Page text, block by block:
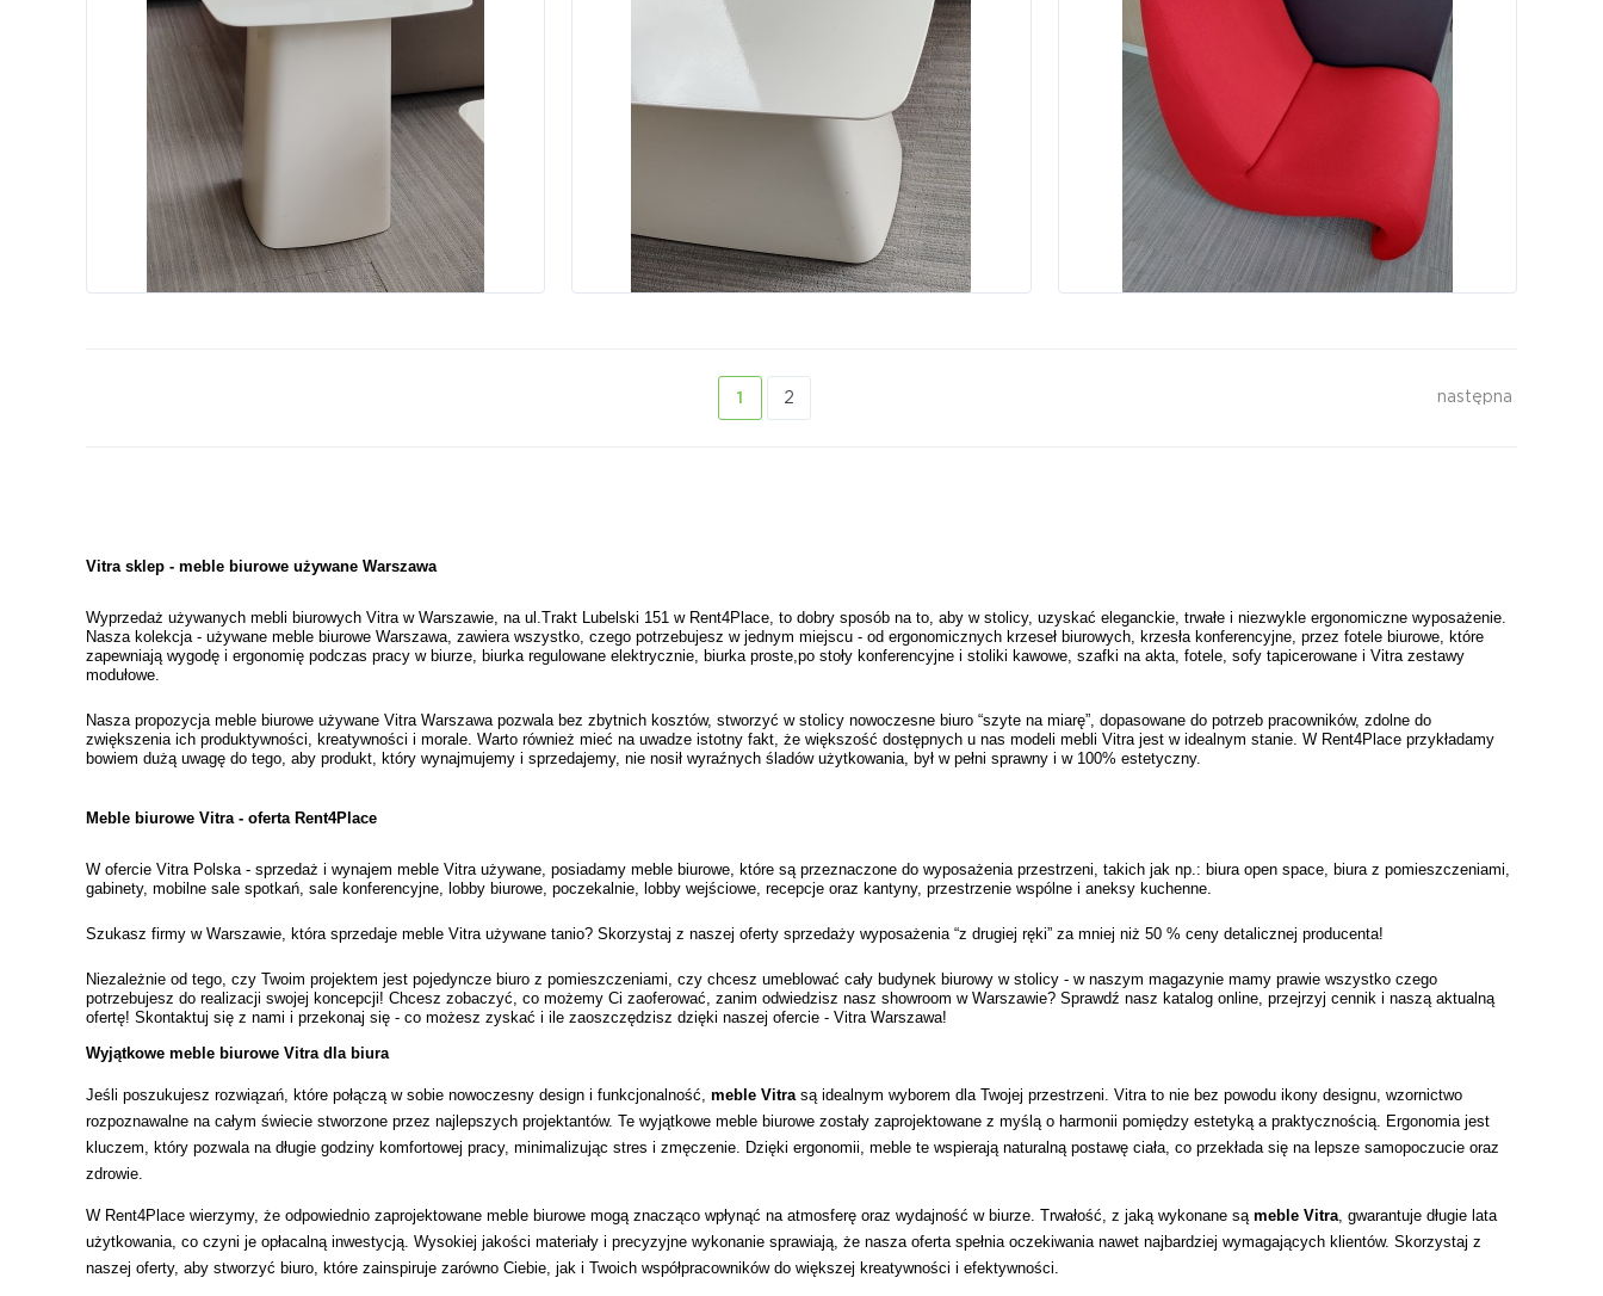
1 2 następna
Vitra sklep - meble biurowe używane Warszawa
Wyprzedaż używanych mebli biurowych Vitra w Warszawie, na ul.Trakt Lubelski 151 w Rent4Place, to dobry sposób na to, aby w stolicy, uzyskać eleganckie, trwałe i niezwykle ergonomiczne wyposażenie.
Nasza kolekcja - używane meble biurowe Warszawa, zawiera wszystko, czego potrzebujesz w jednym miejscu - od ergonomicznych krzeseł biurowych, krzesła konferencyjne, przez fotele biurowe, które
zapewniają wygodę i ergonomię podczas pracy w biurze, biurka regulowane elektrycznie, biurka proste,po stoły konferencyjne i stoliki kawowe, szafki na akta, fotele, sofy tapicerowane i Vitra zestawy
modułowe.
Nasza propozycja meble biurowe używane Vitra Warszawa pozwala bez zbytnich kosztów, stworzyć w stolicy nowoczesne biuro “szyte na miarę”, dopasowane do potrzeb pracowników, zdolne do
zwiększenia ich produktywności, kreatywności i morale. Warto również mieć na uwadze istotny fakt, że większość dostępnych u nas modeli mebli Vitra jest w idealnym stanie. W Rent4Place przykładamy
bowiem dużą uwagę do tego, aby produkt, który wynajmujemy i sprzedajemy, nie nosił wyraźnych śladów użytkowania, był w pełni sprawny i w 100% estetyczny.
Meble biurowe Vitra - oferta Rent4Place
W ofercie Vitra Polska - sprzedaż i wynajem meble Vitra używane, posiadamy meble biurowe, które są przeznaczone do wyposażenia przestrzeni, takich jak np.: biura open space, biura z pomieszczeniami,
gabinety, mobilne sale spotkań, sale konferencyjne, lobby biurowe, poczekalnie, lobby wejściowe, recepcje oraz kantyny, przestrzenie wspólne i aneksy kuchenne.
Szukasz firmy w Warszawie, która sprzedaje meble Vitra używane tanio? Skorzystaj z naszej oferty sprzedaży wyposażenia “z drugiej ręki” za mniej niż 50 % ceny detalicznej producenta!
Niezależnie od tego, czy Twoim projektem jest pojedyncze biuro z pomieszczeniami, czy chcesz umeblować cały budynek biurowy w stolicy - w naszym magazynie mamy prawie wszystko czego
potrzebujesz do realizacji swojej koncepcji! Chcesz zobaczyć, co możemy Ci zaoferować, zanim odwiedzisz nasz showroom w Warszawie? Sprawdź nasz katalog online, przejrzyj cennik i naszą aktualną
ofertę! Skontaktuj się z nami i przekonaj się - co możesz zyskać i ile zaoszczędzisz dzięki naszej ofercie - Vitra Warszawa!
Wyjątkowe meble biurowe Vitra dla biura
Jeśli poszukujesz rozwiązań, które połączą w sobie nowoczesny design i funkcjonalność, meble Vitra są idealnym wyborem dla Twojej przestrzeni. Vitra to nie bez powodu ikony designu, wzornictwo
rozpoznawalne na całym świecie stworzone przez najlepszych projektantów. Te wyjątkowe meble biurowe zostały zaprojektowane z myślą o harmonii pomiędzy estetyką a praktycznością. Ergonomia jest
kluczem, który pozwala na długie godziny komfortowej pracy, minimalizując stres i zmęczenie. Dzięki ergonomii, meble te wspierają naturalną postawę ciała, co przekłada się na lepsze samopoczucie oraz
zdrowie.
W Rent4Place wierzymy, że odpowiednio zaprojektowane meble biurowe mogą znacząco wpłynąć na atmosferę oraz wydajność w biurze. Trwałość, z jaką wykonane są meble Vitra, gwarantuje długie lata
użytkowania, co czyni je opłacalną inwestycją. Wysokiej jakości materiały i precyzyjne wykonanie sprawiają, że nasza oferta spełnia oczekiwania nawet najbardziej wymagających klientów. Skorzystaj z
naszej oferty, aby stworzyć biuro, które zainspiruje zarówno Ciebie, jak i Twoich współpracowników do większej kreatywności i efektywności.